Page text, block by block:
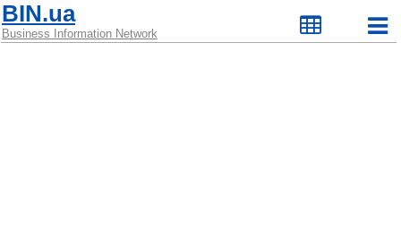
BIN.ua
Business Information Network